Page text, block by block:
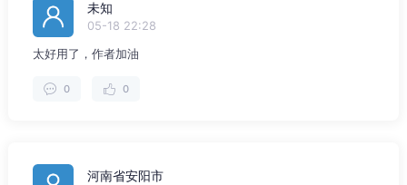
未知
05-18 22:28
太好用了，作者加油
0 0
河南省安阳市